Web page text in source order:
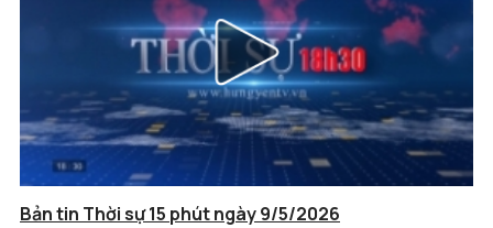
Bản tin Thời sự 15 phút ngày 9/5/2026